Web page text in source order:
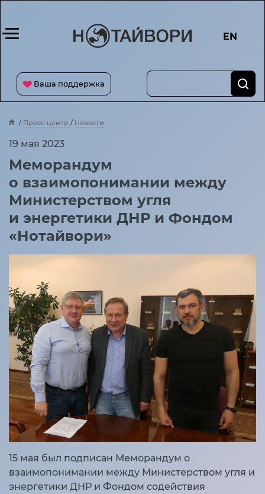
Ваша поддержка
EN
Пресс-центр
Новости
Меморандум о взаимопонимании между Министерством угля и
19 мая 2023
Меморандум
о взаимопонимании между
Министерством угля
и энергетики ДНР и Фондом
«Нотайвори»
15 мая был подписан Меморандум о
взаимопонимании между Министерством угля и
энергетики ДНР и Фондом содействия